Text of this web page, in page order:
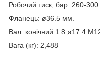
Робочий тиск, бар: 260-300
Фланець: ø36.5 мм.
Вал: конічний 1:8 ø17.4
Вага (кг): 2,488